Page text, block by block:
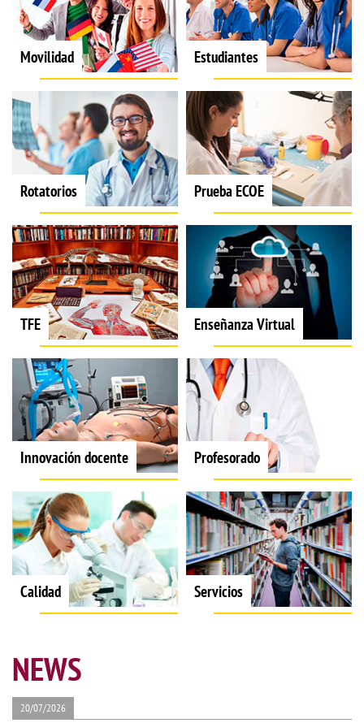
Movilidad Estudiantes
Rotatorios Prueba ECOE
TFE Enseñanza Virtual
Innovación docente Profesorado
Calidad Servicios
NEWS
20/07/2026